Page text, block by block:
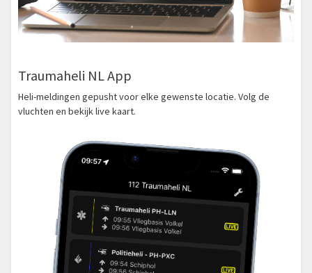
Traumaheli NL App
Heli-meldingen gepusht voor elke gewenste locatie. Volg de
vluchten en bekijk live kaart.